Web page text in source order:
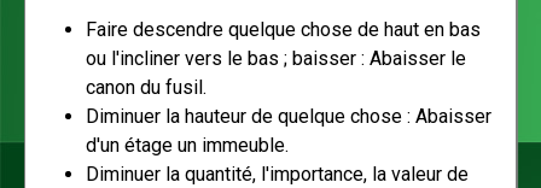
Faire descendre quelque chose de haut en bas
ou l'incliner vers le bas ; baisser : Abaisser le
canon du fusil.
Diminuer la hauteur de quelque chose : Abaisser
d'un étage un immeuble.
Diminuer la quantité, l'importance, la valeur de